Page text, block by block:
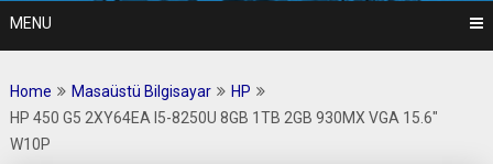
MENU
Home Masaüstü Bilgisayar
HP
HP 450 G5 2XY64EA I5-8250U 8GB 1TB 2GB 930MX VGA 15.6″
W10P